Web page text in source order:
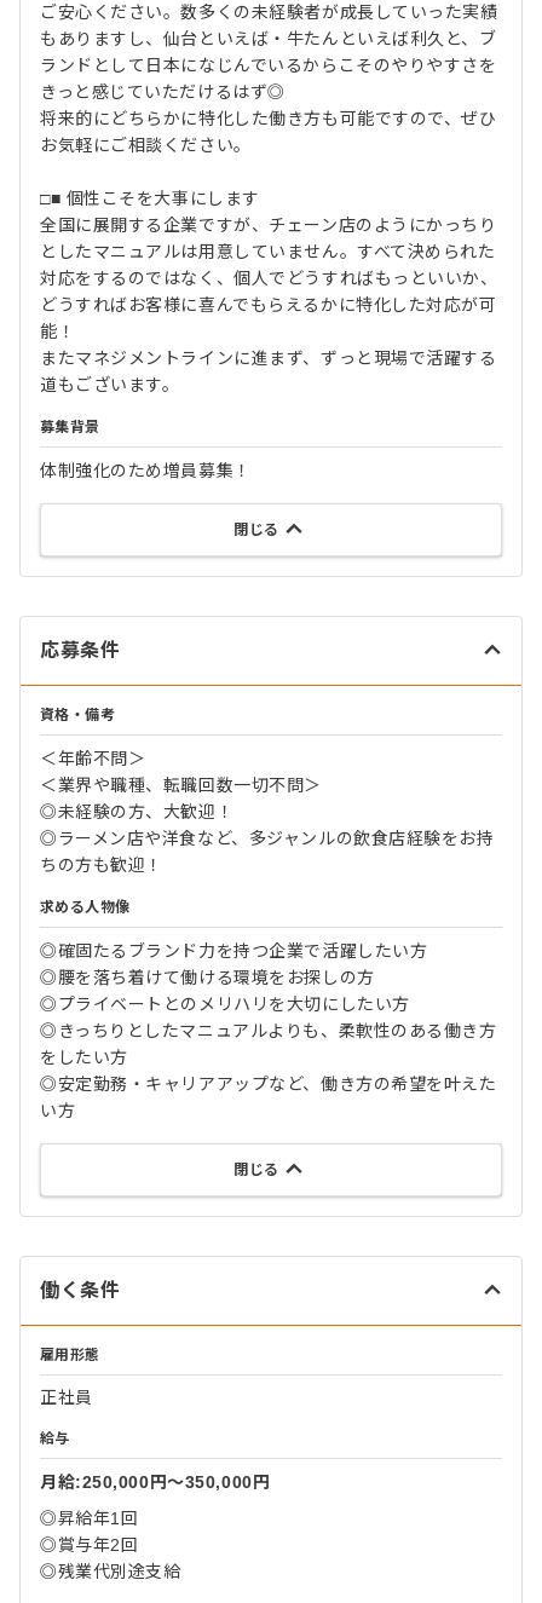
ご安心ください。数多くの未経験者が成長していった実績
もありますし、仙台といえば・牛たんといえば利久と、ブ
ランドとして日本になじんでいるからこそのやりやすさを
きっと感じていただけるはず◎
将来的にどちらかに特化した働き方も可能ですので、ぜひ
お気軽にご相談ください。
□■ 個性こそを大事にします
全国に展開する企業ですが、チェーン店のようにかっちり
としたマニュアルは用意していません。すべて決められた
対応をするのではなく、個人でどうすればもっといいか、
どうすればお客様に喜んでもらえるかに特化した対応が可
能！
またマネジメントラインに進まず、ずっと現場で活躍する
道もございます。
募集背景
体制強化のため増員募集！
閉じる
応募条件
資格・備考
＜年齢不問＞
＜業界や職種、転職回数一切不問＞
◎未経験の方、大歓迎！
◎ラーメン店や洋食など、多ジャンルの飲食店経験をお持
ちの方も歓迎！
求める人物像
◎確固たるブランド力を持つ企業で活躍したい方
◎腰を落ち着けて働ける環境をお探しの方
◎プライベートとのメリハリを大切にしたい方
◎きっちりとしたマニュアルよりも、柔軟性のある働き方
をしたい方
◎安定勤務・キャリアアップなど、働き方の希望を叶えた
い方
閉じる
働く条件
雇用形態
正社員
給与
月給:250,000円〜350,000円
◎昇給年1回
◎賞与年2回
◎残業代別途支給